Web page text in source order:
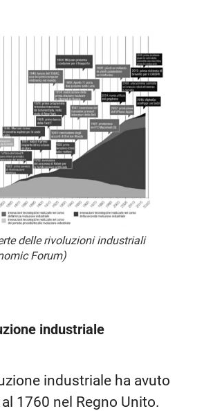
delle rivoluzioni industriali
Forum)
industriale
industriale ha avuto
1760 nel Regno Unito.